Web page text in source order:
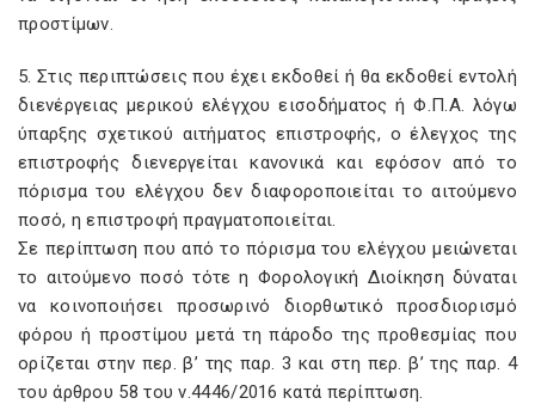
προστίμων.
5. Στις περιπτώσεις που έχει εκδοθεί ή θα εκδοθεί εντολή
διενέργειας μερικού ελέγχου εισοδήματος ή Φ.Π.Α. λόγω
ύπαρξης σχετικού αιτήματος επιστροφής, ο έλεγχος της
επιστροφής διενεργείται κανονικά και εφόσον από το
πόρισμα του ελέγχου δεν διαφοροποιείται το αιτούμενο
ποσό, η επιστροφή πραγματοποιείται.
Σε περίπτωση που από το πόρισμα του ελέγχου μειώνεται
το αιτούμενο ποσό τότε η Φορολογική Διοίκηση δύναται
να κοινοποιήσει προσωρινό διορθωτικό προσδιορισμό
φόρου ή προστίμου μετά τη πάροδο της προθεσμίας που
ορίζεται στην περ. β’ της παρ. 3 και στη περ. β’ της παρ. 4
του άρθρου 58 του ν.4446/2016 κατά περίπτωση.